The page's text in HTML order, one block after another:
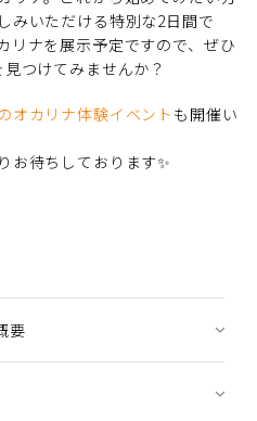
みいただける特別な2日間で
リナを展示予定ですので、ぜひ
つけてみませんか？
オカリナ体験イベント も開催い
お待ちしております✨
要